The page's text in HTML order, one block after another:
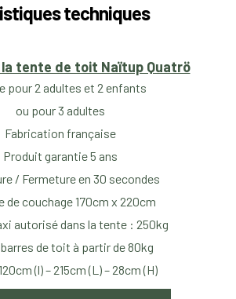
techniques
la tente de toit Naïtup Quatrö
pour 2 adultes et 2 enfants
ou pour 3 adultes
Fabrication française
Produit garantie 5 ans
/ Fermeture en 30 secondes
de couchage 170cm x 220cm
autorisé dans la tente : 250kg
de toit à partir de 80kg
(l) – 215cm (L) – 28cm (H)